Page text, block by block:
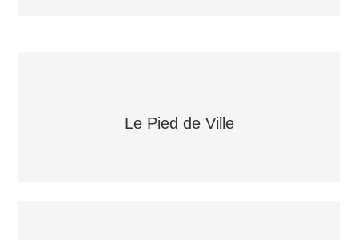
Le Pied de Ville